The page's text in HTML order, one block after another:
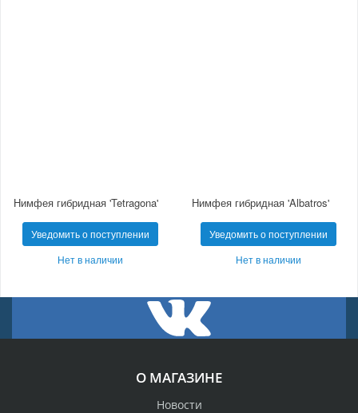
Нимфея гибридная 'Tetragona'
Уведомить о поступлении
Нет в наличии
Нимфея гибридная 'Albatros'
Уведомить о поступлении
Нет в наличии
О МАГАЗИНЕ
Новости